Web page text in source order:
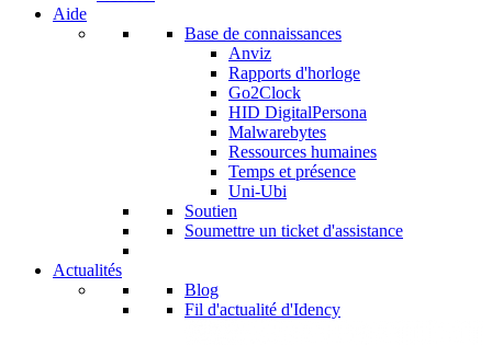
Aide
Base de connaissances
Anviz
Rapports d'horloge
Go2Clock
HID DigitalPersona
Malwarebytes
Ressources humaines
Temps et présence
Uni-Ubi
Soutien
Soumettre un ticket d'assistance
Actualités
Blog
Fil d'actualité d'Idency